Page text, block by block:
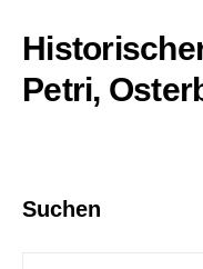
Petri,
Suchen